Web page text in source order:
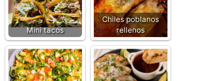
Mini tacos
Chiles poblanos
rellenos